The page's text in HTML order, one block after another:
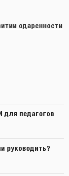
одаренности
для педагогов
руководить?